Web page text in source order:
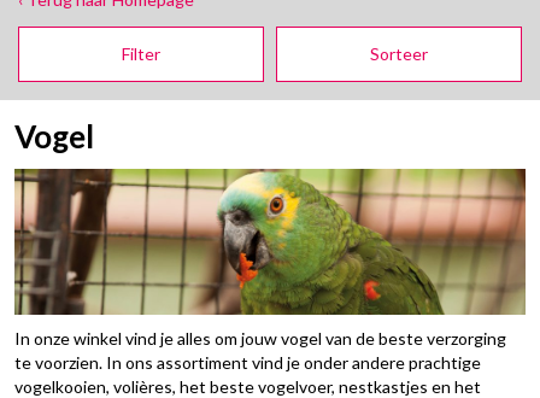
Filter Sorteer
Vogel
In onze winkel vind je alles om jouw vogel van de beste verzorging
te voorzien. In ons assortiment vind je onder andere prachtige
vogelkooien, volières, het beste vogelvoer, nestkastjes en het